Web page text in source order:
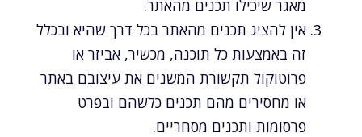
מאגר שיכילו תכנים מהאתר.
אין להציג תכנים מהאתר בכל דרך שהיא ובכלל
זה באמצעות כל תוכנה, מכשיר, אביזר או
פרוטוקול תקשורת המשנים את עיצובם באתר
או מחסירים מהם תכנים כלשהם ובפרט
פרסומות ותכנים מסחריים.